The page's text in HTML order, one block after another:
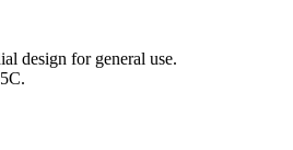
design for general use.